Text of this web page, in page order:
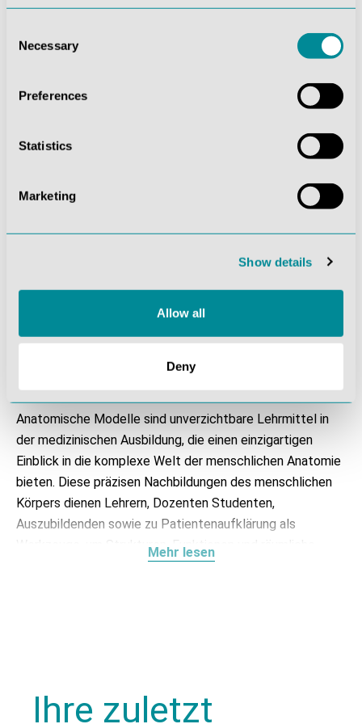
Selection
Necessary
Preferences
Statistics
Marketing
Show details
Allow all
Deny
Verdauung Zähne
unverzichtbare Lehrmittel in der
medizinischen Ausbildung!
Anatomische Modelle sind unverzichtbare Lehrmittel in
der medizinischen Ausbildung, die einen einzigartigen
Einblick in die komplexe Welt der menschlichen Anatomie
bieten. Diese präzisen Nachbildungen des menschlichen
Körpers dienen Lehrern, Dozenten Studenten,
Auszubildenden sowie zu Patientenaufklärung als
Werkzeuge, um Strukturen, Funktionen und räumliche
Zusammenhänge besser zu verstehen. Unser breites
anatomischen Modelle zeichnen sich durch ihre
Mehr lesen
Ihre zuletzt